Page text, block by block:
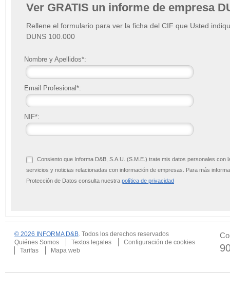
Ver GRATIS un informe de empresa
Rellene el formulario para ver la ficha del CIF que Usted
DUNS 100.000
Nombre y Apellidos*:
Email Profesional*:
NIF*:
Consiento que Informa D&B, S.A.U. (S.M.E.) trate mis datos personales
servicios y noticias relacionadas con información de empresas. Para más
Protección de Datos consulta nuestra política de privacidad
© 2026 INFORMA D&B. Todos los derechos reservados
Quiénes Somos
Textos legales
Configuración de cookies
Tarifas
Mapa web